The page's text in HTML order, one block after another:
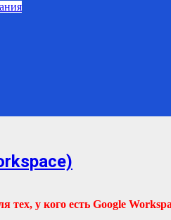
тех, у кого есть Google